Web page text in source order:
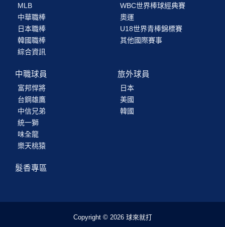
MLB
中華職棒
日本職棒
韓國職棒
綜合資訊
WBC世界棒球經典賽
奧運
U18世界青棒錦標賽
其他國際賽事
中職球員
富邦悍將
台鋼雄鷹
中信兄弟
統一獅
味全龍
樂天桃猿
旅外球員
日本
美國
韓國
髮香專區
Copyright © 2026 球來就打